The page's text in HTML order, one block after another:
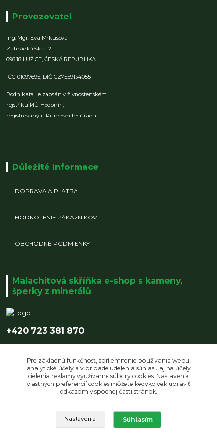
Provozovatel
Ing. Mgr. Eva Mrkusová
Zahrádkářská 12
696 18 LUŽICE,ČESKÁ REPUBLIKA
IČO 01097695, DIČ CZ7559134055
Podnikatel je zapsán v živnostenském
rejstříku MÚ Hodonín,
registrovaný u Puncovního úřadu.
Důležité Informace
DOPRAVA A PLATBA
HODNOTENIE ZÁKAZNÍKOV
OBCHODNÉ PODMIENKY
Malachitová skříňka e-shop s kameny,
šperky z minerálů
+420 723 381 870
Upravit sběr cookies.
Pre základnú funkčnosť, spríjemnenie používania webu,
analytické účely a v prípade udelenia súhlasu aj na účely
cielenia reklamy využívame súbory cookies. Nastavenie
vlastných preferencií cookies môžete kedykoľvek upraviť
odkazom v spodnej časti stránok.
Nastavenia Súhlasím